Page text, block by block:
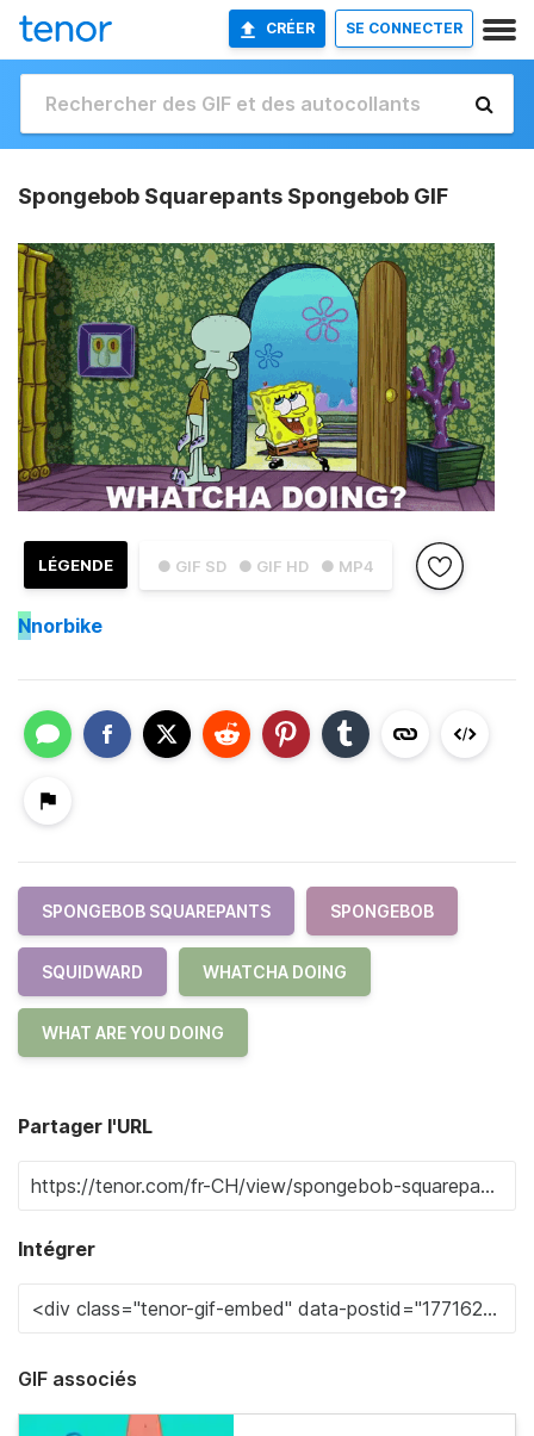
CRÉER SE CONNECTER
Spongebob Squarepants Spongebob GIF
● GIF SD ● GIF HD ● MP4
LÉGENDE
Nnorbike
SPONGEBOB SQUAREPANTS SPONGEBOB
SQUIDWARD WHATCHA DOING
WHAT ARE YOU DOING
Partager l'URL
Intégrer
GIF associés